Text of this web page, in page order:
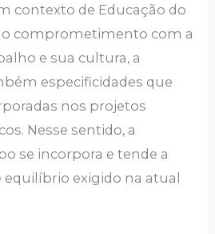
contexto de Educação do
o comprometimento com a
e sua cultura, a
especificidades que
nos projetos
Nesse sentido, a
se incorpora e tende a
exigido na atual